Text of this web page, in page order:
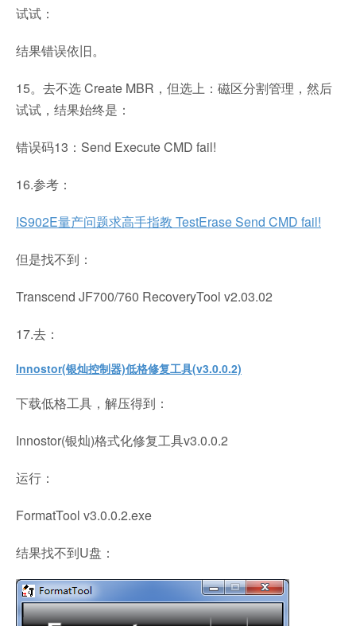
试试：
结果错误依旧。
15。去不选 Create MBR，但选上：磁区分割管理，然后
试试，结果始终是：
错误码13：Send Execute CMD fail!
16.参考：
IS902E量产问题求高手指教 TestErase Send CMD fail!
但是找不到：
Transcend JF700/760 RecoveryTool v2.03.02
17.去：
Innostor(银灿控制器)低格修复工具(v3.0.0.2)
下载低格工具，解压得到：
Innostor(银灿)格式化修复工具v3.0.0.2
运行：
FormatTool v3.0.0.2.exe
结果找不到U盘：